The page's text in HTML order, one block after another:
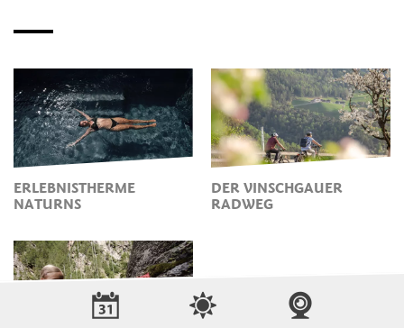
ERLEBNISTHERME
NATURNS
DER VINSCHGAUER
RADWEG